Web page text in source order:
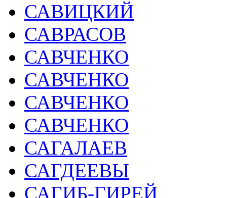
САВИЦКИЙ
САВРАСОВ
САВЧЕНКО
САВЧЕНКО
САВЧЕНКО
САВЧЕНКО
САГАЛАЕВ
САГДЕЕВЫ
САГИБ-ГИРЕЙ